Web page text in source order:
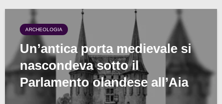
ARCHEOLOGIA
Un’antica porta medievale si
nascondeva sotto il
Parlamento olandese all’Aia